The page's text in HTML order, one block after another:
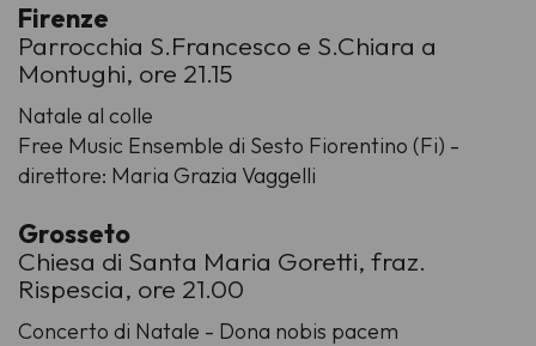
Firenze
Parrocchia S.Francesco e S.Chiara a
Montughi, ore 21.15
Natale al colle
Free Music Ensemble di Sesto Fiorentino (Fi) -
direttore: Maria Grazia Vaggelli
Grosseto
Chiesa di Santa Maria Goretti, fraz.
Rispescia, ore 21.00
Concerto di Natale - Dona nobis pacem